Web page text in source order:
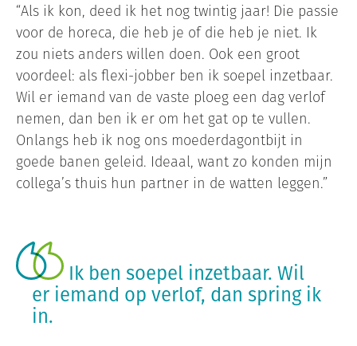
“Als ik kon, deed ik het nog twintig jaar! Die passie
voor de horeca, die heb je of die heb je niet. Ik
zou niets anders willen doen. Ook een groot
voordeel: als flexi-jobber ben ik soepel inzetbaar.
Wil er iemand van de vaste ploeg een dag verlof
nemen, dan ben ik er om het gat op te vullen.
Onlangs heb ik nog ons moederdagontbijt in
goede banen geleid. Ideaal, want zo konden mijn
collega’s thuis hun partner in de watten leggen.”
Ik ben soepel inzetbaar. Wil
er iemand op verlof, dan spring ik
in.